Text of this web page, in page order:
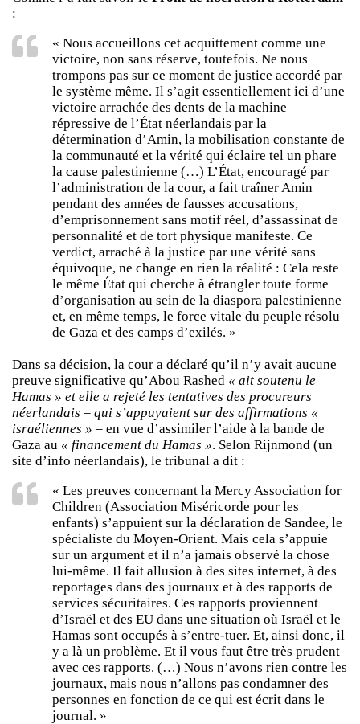
:
« Nous accueillons cet acquittement comme une
victoire, non sans réserve, toutefois. Ne nous
trompons pas sur ce moment de justice accordé par
le système même. Il s’agit essentiellement ici d’une
victoire arrachée des dents de la machine
répressive de l’État néerlandais par la
détermination d’Amin, la mobilisation constante de
la communauté et la vérité qui éclaire tel un phare
la cause palestinienne (…) L’État, encouragé par
l’administration de la cour, a fait traîner Amin
pendant des années de fausses accusations,
d’emprisonnement sans motif réel, d’assassinat de
personnalité et de tort physique manifeste. Ce
verdict, arraché à la justice par une vérité sans
équivoque, ne change en rien la réalité : Cela reste
le même État qui cherche à étrangler toute forme
d’organisation au sein de la diaspora palestinienne
et, en même temps, le force vitale du peuple résolu
de Gaza et des camps d’exilés. »
Dans sa décision, la cour a déclaré qu’il n’y avait aucune
preuve significative qu’Abou Rashed « ait soutenu le
Hamas » et elle a rejeté les tentatives des procureurs
néerlandais – qui s’appuyaient sur des affirmations «
israéliennes » – en vue d’assimiler l’aide à la bande de
Gaza au « financement du Hamas ». Selon Rijnmond (un
site d’info néerlandais), le tribunal a dit :
« Les preuves concernant la Mercy Association for
Children (Association Miséricorde pour les
enfants) s’appuient sur la déclaration de Sandee, le
spécialiste du Moyen-Orient. Mais cela s’appuie
sur un argument et il n’a jamais observé la chose
lui-même. Il fait allusion à des sites internet, à des
reportages dans des journaux et à des rapports de
services sécuritaires. Ces rapports proviennent
d’Israël et des EU dans une situation où Israël et le
Hamas sont occupés à s’entre-tuer. Et, ainsi donc, il
y a là un problème. Et il vous faut être très prudent
avec ces rapports. (…) Nous n’avons rien contre les
journaux, mais nous n’allons pas condamner des
personnes en fonction de ce qui est écrit dans le
journal. »